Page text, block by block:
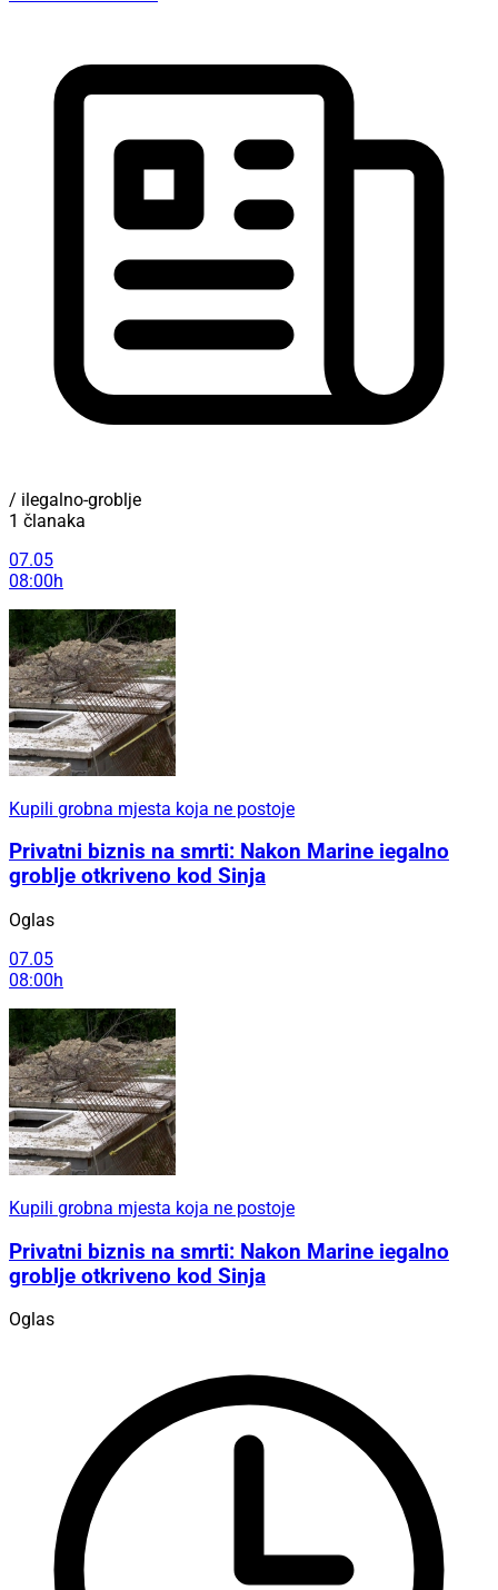
/ ilegalno-groblje
1 članaka
07.05
08:00h
Kupili grobna mjesta koja ne postoje
Privatni biznis na smrti: Nakon Marine iegalno
groblje otkriveno kod Sinja
Oglas
07.05
08:00h
Kupili grobna mjesta koja ne postoje
Privatni biznis na smrti: Nakon Marine iegalno
groblje otkriveno kod Sinja
Oglas